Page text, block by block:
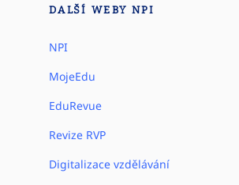
DALŠÍ WEBY NPI
NPI
MojeEdu
EduRevue
Revize RVP
Digitalizace vzdělávání